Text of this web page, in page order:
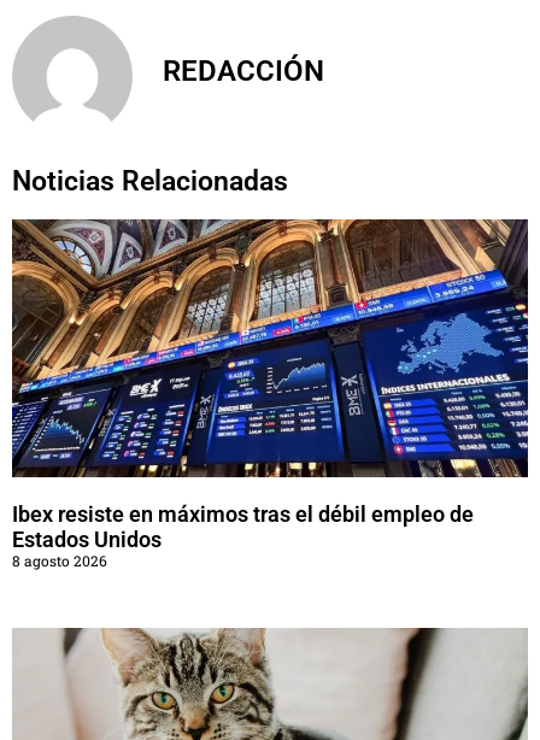
REDACCIÓN
Noticias Relacionadas
Ibex resiste en máximos tras el débil empleo de
Estados Unidos
8 agosto 2026